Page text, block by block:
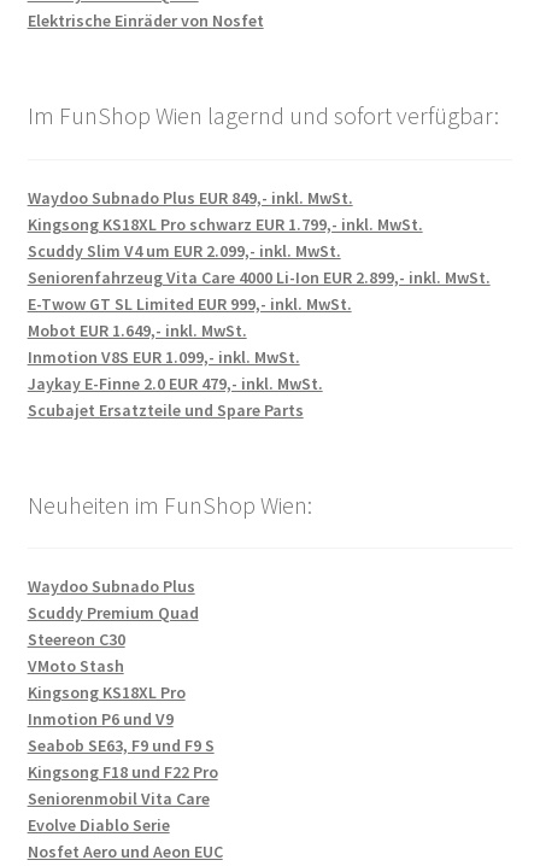
Elektrische Einräder von Nosfet
Im FunShop Wien lagernd und sofort verfügbar:
Waydoo Subnado Plus EUR 849,- inkl. MwSt.
Kingsong KS18XL Pro schwarz EUR 1.799,- inkl. MwSt.
Scuddy Slim V4 um EUR 2.099,- inkl. MwSt.
Seniorenfahrzeug Vita Care 4000 Li-Ion EUR 2.899,- inkl. MwSt.
E-Twow GT SL Limited EUR 999,- inkl. MwSt.
Mobot EUR 1.649,- inkl. MwSt.
Inmotion V8S EUR 1.099,- inkl. MwSt.
Jaykay E-Finne 2.0 EUR 479,- inkl. MwSt.
Scubajet Ersatzteile und Spare Parts
Neuheiten im FunShop Wien:
Waydoo Subnado Plus
Scuddy Premium Quad
Steereon C30
VMoto Stash
Kingsong KS18XL Pro
Inmotion P6 und V9
Seabob SE63, F9 und F9 S
Kingsong F18 und F22 Pro
Seniorenmobil Vita Care
Evolve Diablo Serie
Nosfet Aero und Aeon EUC